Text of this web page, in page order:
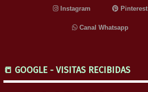
Instagram Pinterest
Canal Whatsapp
📒 GOOGLE - VISITAS RECIBIDAS